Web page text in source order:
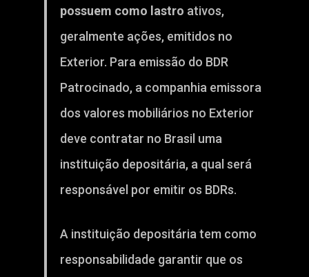
possuem como lastro ativos,
geralmente ações, emitidos no
Exterior. Para emissão do BDR
Patrocinado, a companhia emissora
dos valores mobiliários no Exterior
deve contratar no Brasil uma
instituição depositária, a qual será
responsável por emitir os BDRs.
A instituição depositária tem como
responsabilidade garantir que os